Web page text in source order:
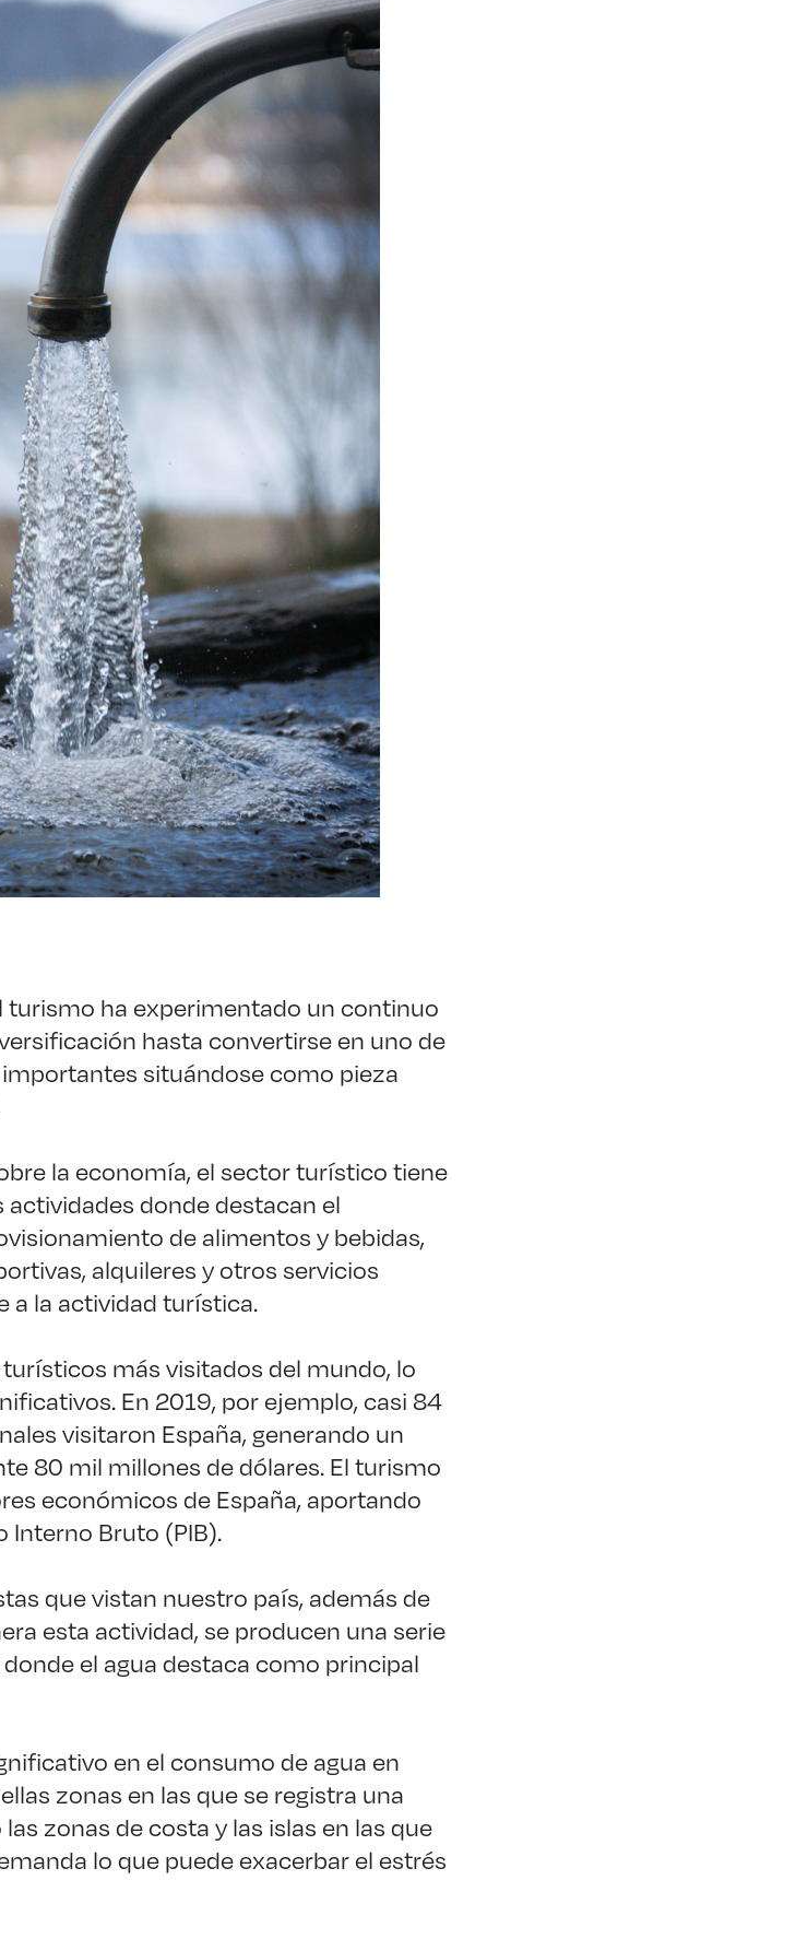
turismo ha experimentado un continuo
hasta convertirse en uno de
situándose como pieza
la economía, el sector turístico tiene
donde destacan el
de alimentos y bebidas,
alquileres y otros servicios
a la actividad turística.
más visitados del mundo, lo
En 2019, por ejemplo, casi 84
visitaron España, generando un
80 mil millones de dólares. El turismo
económicos de España, aportando
Interno Bruto (PIB).
que vistan nuestro país, además de
esta actividad, se producen una serie
el agua destaca como principal
en el consumo de agua en
zonas en las que se registra una
zonas de costa y las islas en las que
lo que puede exacerbar el estrés